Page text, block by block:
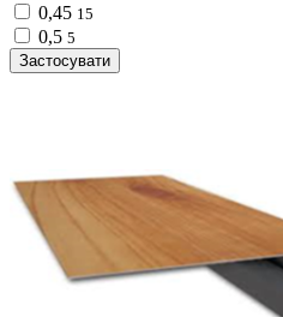
0,45 15
0,5 5
Застосувати